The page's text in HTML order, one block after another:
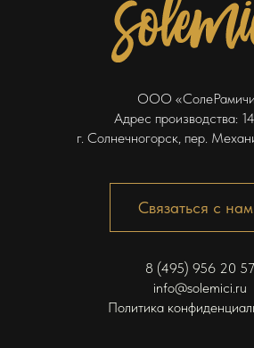
ООО
Адрес производства:
г. Солнечногорск, пер.
8 (495) 956 20 57
info@solemici.ru
Политика
Связаться с